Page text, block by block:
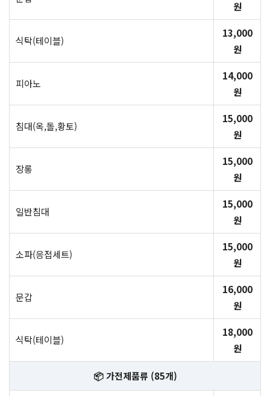
원
식탁(테이블)
13,000
원
피아노
14,000
원
침대(옥,돌,황토)
15,000
원
장롱
15,000
원
일반침대
15,000
원
소파(응접세트)
15,000
원
문갑
16,000
원
식탁(테이블)
18,000
원
📦 가전제품류 (85개)